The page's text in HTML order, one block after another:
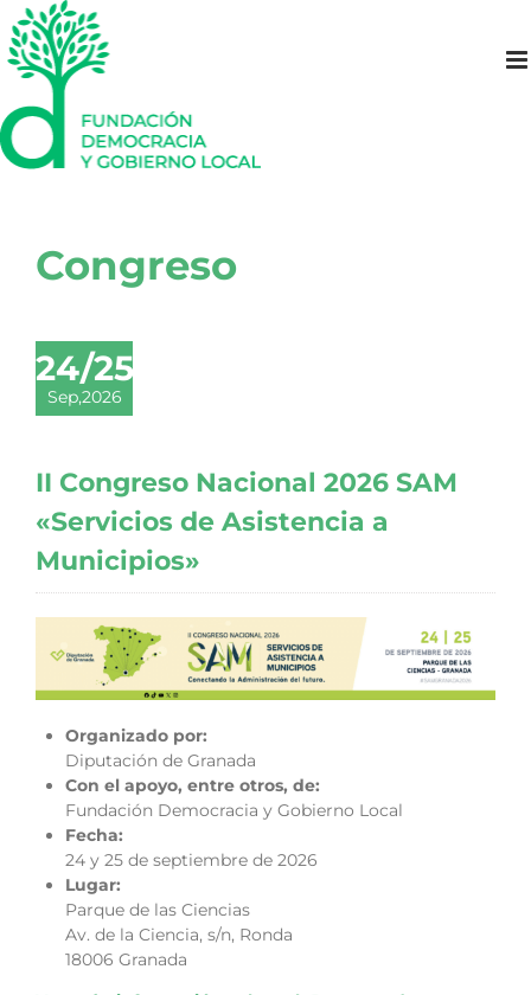
Saltar
al
contenido
Congreso
24/25
Sep,2026
II Congreso Nacional 2026 SAM
«Servicios de Asistencia a
Municipios»
Organizado por:
Diputación de Granada
Con el apoyo, entre otros, de:
Fundación Democracia y Gobierno Local
Fecha:
24 y 25 de septiembre de 2026
Lugar:
Parque de las Ciencias
Av. de la Ciencia, s/n, Ronda
18006 Granada